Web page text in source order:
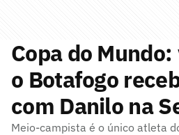
Copa do
o Botafogo
com Danilo na
Meio-campista é o único atleta